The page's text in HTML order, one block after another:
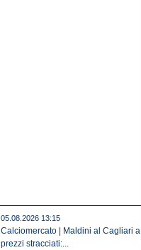
05.08.2026 13:15
Calciomercato | Maldini al Cagliari a
prezzi stracciati:...